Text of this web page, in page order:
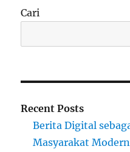
Cari
Recent Posts
Berita Digital
Masyarakat Modern